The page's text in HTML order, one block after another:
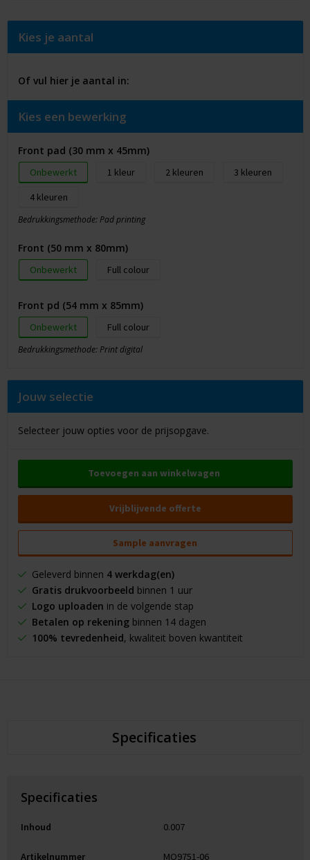
Kies je aantal
Of vul hier je aantal in:
Kies een bewerking
Front pad (30 mm x 45mm)
Onbewerkt 1 2
3
4
Bedrukkingsmethode: Pad printing
Front (50 mm x 80mm)
Onbewerkt Full colour
Front pd (54 mm x 85mm)
Onbewerkt Full colour
Bedrukkingsmethode: Print digital
Jouw selectie
Selecteer jouw opties voor de prijsopgave.
Toevoegen aan winkelwagen
Vrijblijvende offerte
Sample aanvragen
Geleverd binnen 4 werkdag(en)
Gratis drukvoorbeeld binnen 1 uur
Logo uploaden in de volgende stap
Betalen op rekeningbinnen 14 dagen
100% tevredenheid, kwaliteit boven kwantiteit
Specificaties
Specificaties
Inhoud 0.007
Artikelnummer MO9751-06